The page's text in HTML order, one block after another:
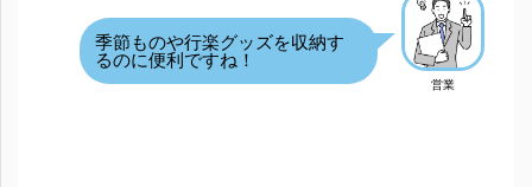
営業
季節ものや行楽グッズを収納す
るのに便利ですね！